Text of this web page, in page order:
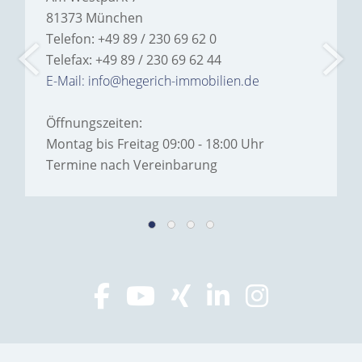
81373 München
Telefon: +49 89 / 230 69 62 0
Telefax: +49 89 / 230 69 62 44
E-Mail: info@hegerich-immobilien.de
Öffnungszeiten:
Montag bis Freitag 09:00 - 18:00 Uhr
Termine nach Vereinbarung